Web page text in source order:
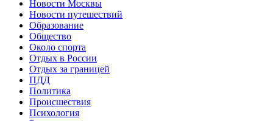
Новости Москвы
Новости путешествий
Образование
Общество
Около спорта
Отдых в России
Отдых за границей
ПДД
Политика
Происшествия
Психология